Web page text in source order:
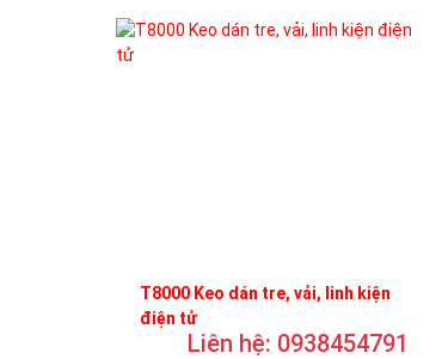
T8000 Keo dán tre, vải, linh kiện
điện tử
Liên hệ: 0938454791